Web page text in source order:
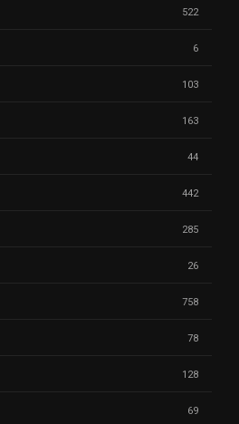
522
6
103
163
44
442
285
26
758
78
128
69